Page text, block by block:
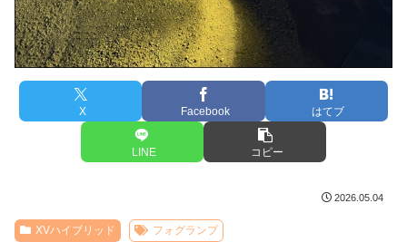
X Facebook はてブ
LINE コピー
2026.05.04
XVハイブリッド フォグランプ